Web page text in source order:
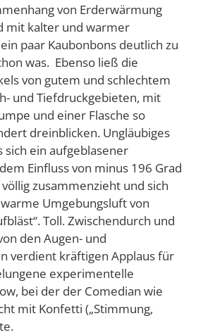
von Erderwärmung
mit kalter und warmer
paar Kaubonbons deutlich zu
was. Ebenso ließ die
von gutem und schlechtem
und Tiefdruckgebieten, mit
und einer Flasche so
dreinblicken. Ungläubiges
sich ein aufgeblasener
Einfluss von minus 196 Grad
zusammenzieht und sich
Umgebungsluft von
Toll. Zwischendurch und
den Augen- und
verdient kräftigen Applaus für
experimentelle
bei der der Comedian wie
mit Konfetti („Stimmung,